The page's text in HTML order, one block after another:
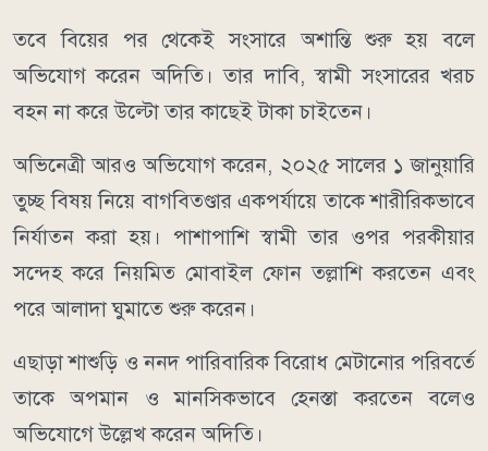
তবে বিয়ের পর থেকেই সংসারে অশান্তি শুরু হয় বলে
অভিযোগ করেন অদিতি। তার দাবি, স্বামী সংসারের খরচ
বহন না করে উল্টো তার কাছেই টাকা চাইতেন।
অভিনেত্রী আরও অভিযোগ করেন, ২০২৫ সালের ১ জানুয়ারি
তুচ্ছ বিষয় নিয়ে বাগবিতণ্ডার একপর্যায়ে তাকে শারীরিকভাবে
নির্যাতন করা হয়। পাশাপাশি স্বামী তার ওপর পরকীয়ার
সন্দেহ করে নিয়মিত মোবাইল ফোন তল্লাশি করতেন এবং
পরে আলাদা ঘুমাতে শুরু করেন।
এছাড়া শাশুড়ি ও ননদ পারিবারিক বিরোধ মেটানোর পরিবর্তে
তাকে অপমান ও মানসিকভাবে হেনস্তা করতেন বলেও
অভিযোগে উল্লেখ করেন অদিতি।